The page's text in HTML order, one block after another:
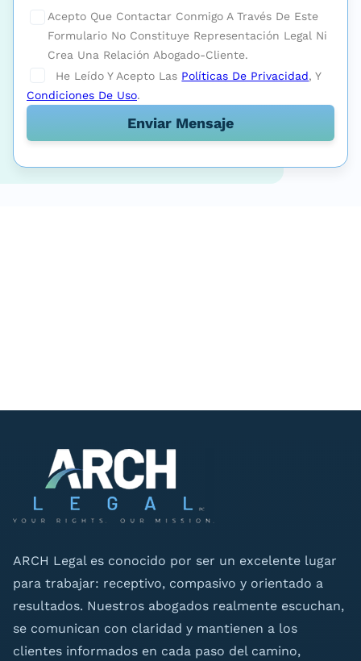
Acepto Que Contactar Conmigo A Través De Este
Formulario No Constituye Representación Legal Ni
Crea Una Relación Abogado-Cliente.
He Leído Y Acepto Las Políticas De Privacidad, Y
Condiciones De Uso.
ARCH Legal es conocido por ser un excelente lugar
para trabajar: receptivo, compasivo y orientado a
resultados. Nuestros abogados realmente escuchan,
se comunican con claridad y mantienen a los
clientes informados en cada paso del camino,